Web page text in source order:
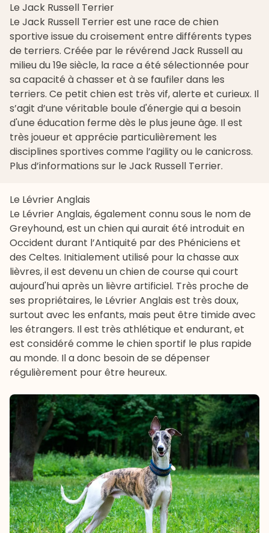
Le Jack Russell Terrier
Le Jack Russell Terrier est une race de chien
sportive issue du croisement entre différents types
de terriers. Créée par le révérend Jack Russell au
milieu du 19e siècle, la race a été sélectionnée pour
sa capacité à chasser et à se faufiler dans les
terriers. Ce petit chien est très vif, alerte et curieux. Il
s’agit d’une véritable boule d'énergie qui a besoin
d'une éducation ferme dès le plus jeune âge. Il est
très joueur et apprécie particulièrement les
disciplines sportives comme l’agility ou le canicross.
Plus d’informations sur le Jack Russell Terrier.
Le Lévrier Anglais
Le Lévrier Anglais, également connu sous le nom de
Greyhound, est un chien qui aurait été introduit en
Occident durant l’Antiquité par des Phéniciens et
des Celtes. Initialement utilisé pour la chasse aux
lièvres, il est devenu un chien de course qui court
aujourd'hui après un lièvre artificiel. Très proche de
ses propriétaires, le Lévrier Anglais est très doux,
surtout avec les enfants, mais peut être timide avec
les étrangers. Il est très athlétique et endurant, et
est considéré comme le chien sportif le plus rapide
au monde. Il a donc besoin de se dépenser
régulièrement pour être heureux.